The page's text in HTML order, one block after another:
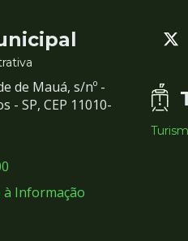
de Mauá, s/nº -
- SP, CEP 11010-
à Informação